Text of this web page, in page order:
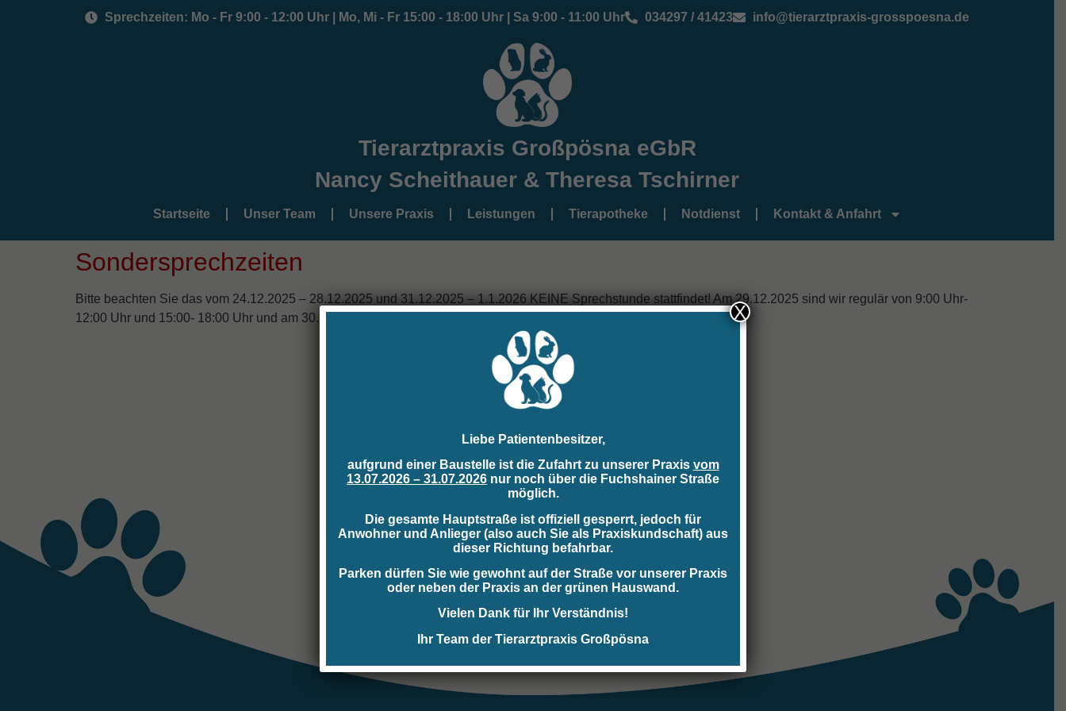
Sprechzeiten: Mo - Fr 9:00 - 12:00 Uhr | Mo, Mi - Fr 15:00 - 18:00 Uhr | Sa 9:00 - 11:00 Uhr 034297 / 41423 info@tierarztpraxis-grosspoesna.de
Tierarztpraxis Großpösna eGbR
Nancy Scheithauer & Theresa Tschirner
Startseite Unser Team Unsere Praxis Leistungen Tierapotheke Notdienst Kontakt & Anfahrt
Sondersprechzeiten
Bitte beachten Sie das vom 24.12.2025 – 28.12.2025 und 31.12.2025 – 1.1.2026 KEINE Sprechstunde stattfindet! Am 29.12.2025 sind wir regulär von 9:00 Uhr-
12:00 Uhr und 15:00- 18:00 Uhr und am 30.12.2025 von 9:00 Uhr- 12:00 Uhr für Sie und Ihre Vierbeiner da.
Liebe Patientenbesitzer,
aufgrund einer Baustelle ist die Zufahrt zu unserer Praxis vom
13.07.2026 – 31.07.2026 nur noch über die Fuchshainer Straße
möglich.
Die gesamte Hauptstraße ist offiziell gesperrt, jedoch für
Anwohner und Anlieger (also auch Sie als Praxiskundschaft) aus
dieser Richtung befahrbar.
Parken dürfen Sie wie gewohnt auf der Straße vor unserer Praxis
oder neben der Praxis an der grünen Hauswand.
Vielen Dank für Ihr Verständnis!
Ihr Team der Tierarztpraxis Großpösna
X